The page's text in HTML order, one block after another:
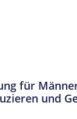
für
und